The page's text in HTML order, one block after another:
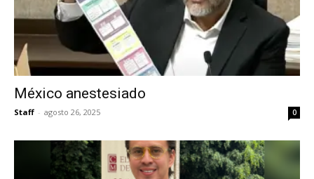
México anestesiado
Staff - agosto 26, 2025 0